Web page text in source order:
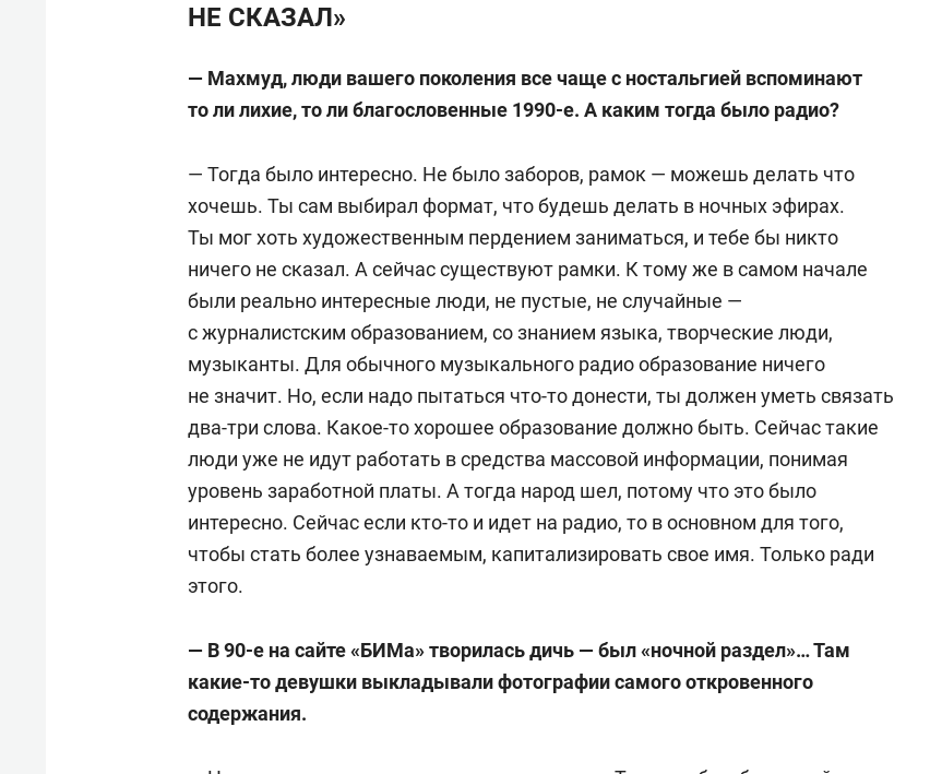
НЕ СКАЗАЛ»
— Махмуд, люди вашего поколения все чаще с ностальгией вспоминают
то ли лихие, то ли благословенные 1990-е. А каким тогда было радио?
— Тогда было интересно. Не было заборов, рамок — можешь делать что
хочешь. Ты сам выбирал формат, что будешь делать в ночных эфирах.
Ты мог хоть художественным пердением заниматься, и тебе бы никто
ничего не сказал. А сейчас существуют рамки. К тому же в самом начале
были реально интересные люди, не пустые, не случайные —
с журналистским образованием, со знанием языка, творческие люди,
музыканты. Для обычного музыкального радио образование ничего
не значит. Но, если надо пытаться что-то донести, ты должен уметь связать
два-три слова. Какое-то хорошее образование должно быть. Сейчас такие
люди уже не идут работать в средства массовой информации, понимая
уровень заработной платы. А тогда народ шел, потому что это было
интересно. Сейчас если кто-то и идет на радио, то в основном для того,
чтобы стать более узнаваемым, капитализировать свое имя. Только ради
этого.
— В 90-е на сайте «БИМа» творилась дичь — был «ночной раздел»… Там
какие-то девушки выкладывали фотографии самого откровенного
содержания.